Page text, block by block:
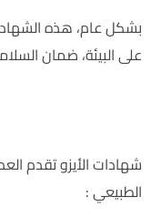
بشكل عام، هذه
على البيئة، ضمان
شهادات الأيزو تقدم
الطبيعي :